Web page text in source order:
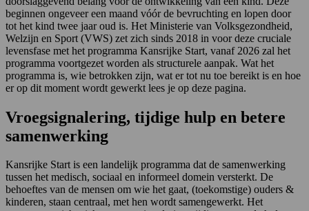
beginnen ongeveer een maand vóór de bevruchting en lopen door
tot het kind twee jaar oud is. Het Ministerie van Volksgezondheid,
Welzijn en Sport (VWS) zet zich sinds 2018 in voor deze cruciale
levensfase met het programma Kansrijke Start, vanaf 2026 zal het
programma voortgezet worden als structurele aanpak. Wat het
programma is, wie betrokken zijn, wat er tot nu toe bereikt is en hoe
er op dit moment wordt gewerkt lees je op deze pagina.
Vroegsignalering, tijdige hulp en betere
samenwerking
Kansrijke Start is een landelijk programma dat de samenwerking
tussen het medisch, sociaal en informeel domein versterkt. De
behoeftes van de mensen om wie het gaat, (toekomstige) ouders &
kinderen, staan centraal, met hen wordt samengewerkt. Het